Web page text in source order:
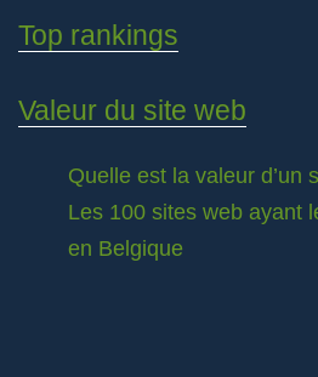
Top rankings
Valeur du site web
Quelle est la valeur d’un
Les 100 sites web ayant
en Belgique